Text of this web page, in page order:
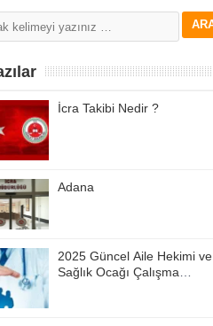
İcra Takibi Nedir ?
Adana
2025 Güncel Aile Hekimi ve
Sağlık Ocağı Çalışma